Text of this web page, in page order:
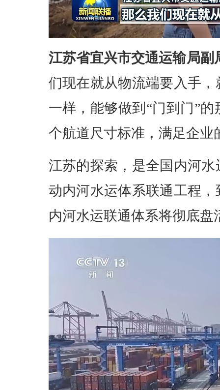
江苏省宜兴市交通运输局副
们现在就从物流端要入手
一样，能够做到“门到门”
个航道尺寸标准，满足企业
江苏的探索，是全国内河
动内河水运体系联通工程
内河水运联通体系将彻底盘